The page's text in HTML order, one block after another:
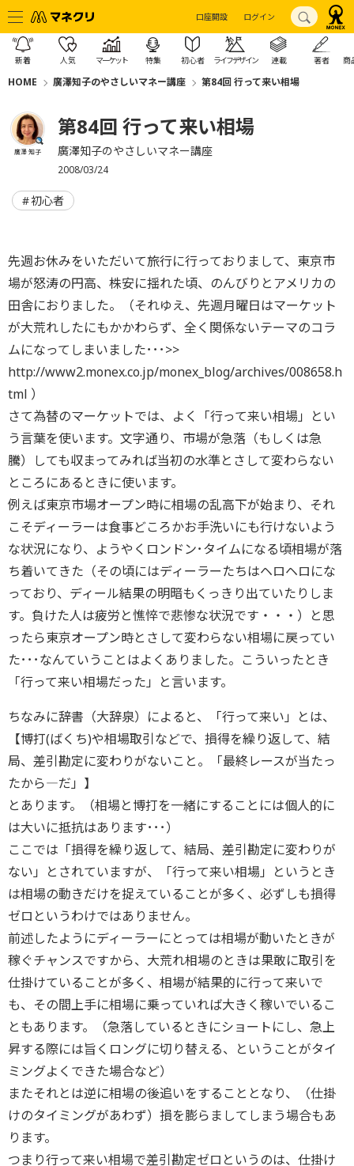
口座開設 ログイン
新着 人気 マーケット 特集 初心者 ライフデザイン 連載 著者 商
HOME 廣澤知子のやさしいマネー講座 第84回 行って来い相場
廣澤 知子
第84回 行って来い相場
廣澤知子のやさしいマネー講座
2008/03/24
初心者
先週お休みをいただいて旅行に行っておりまして、東京市
場が怒涛の円高、株安に揺れた頃、のんびりとアメリカの
田舎におりました。（それゆえ、先週月曜日はマーケット
が大荒れしたにもかかわらず、全く関係ないテーマのコラ
ムになってしまいました･･･>>
http://www2.monex.co.jp/monex_blog/archives/008658.h
tml ）
さて為替のマーケットでは、よく「行って来い相場」とい
う言葉を使います。文字通り、市場が急落（もしくは急
騰）しても収まってみれば当初の水準とさして変わらない
ところにあるときに使います。
例えば東京市場オープン時に相場の乱高下が始まり、それ
こそディーラーは食事どころかお手洗いにも行けないよう
な状況になり、ようやくロンドン･タイムになる頃相場が落
ち着いてきた（その頃にはディーラーたちはヘロヘロにな
っており、ディール結果の明暗もくっきり出ていたりしま
す。負けた人は疲労と憔悴で悲惨な状況です・・・）と思
ったら東京オープン時とさして変わらない相場に戻ってい
た･･･なんていうことはよくありました。こういったとき
「行って来い相場だった」と言います。
ちなみに辞書（大辞泉）によると、「行って来い」とは、
【博打(ばくち)や相場取引などで、損得を繰り返して、結
局、差引勘定に変わりがないこと。「最終レースが当たっ
たから―だ」】
とあります。（相場と博打を一緒にすることには個人的に
は大いに抵抗はあります･･･）
ここでは「損得を繰り返して、結局、差引勘定に変わりが
ない」とされていますが、「行って来い相場」というとき
は相場の動きだけを捉えていることが多く、必ずしも損得
ゼロというわけではありません。
前述したようにディーラーにとっては相場が動いたときが
稼ぐチャンスですから、大荒れ相場のときは果敢に取引を
仕掛けていることが多く、相場が結果的に行って来いで
も、その間上手に相場に乗っていれば大きく稼いでいるこ
ともあります。（急落しているときにショートにし、急上
昇する際には旨くロングに切り替える、ということがタイ
ミングよくできた場合など）
またそれとは逆に相場の後追いをすることとなり、（仕掛
けのタイミングがあわず）損を膨らましてしまう場合もあ
ります。
つまり行って来い相場で差引勘定ゼロというのは、仕掛け